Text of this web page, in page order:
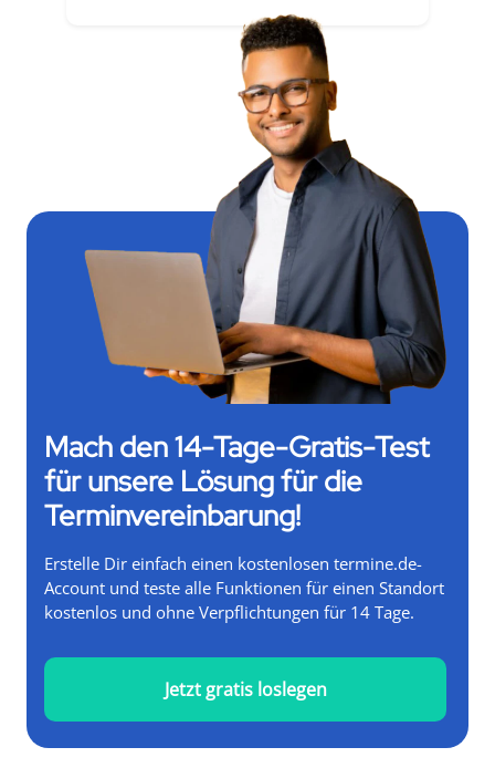
Mach den 14-Tage-Gratis-Test
für unsere Lösung für die
Terminvereinbarung!
Erstelle Dir einfach einen kostenlosen termine.de-
Account und teste alle Funktionen für einen Standort
kostenlos und ohne Verpflichtungen für 14 Tage.
Jetzt gratis loslegen